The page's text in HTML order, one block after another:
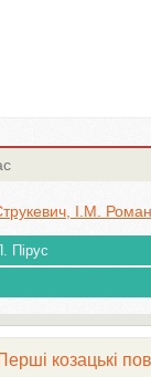
І.М.
Пірус
козацькі